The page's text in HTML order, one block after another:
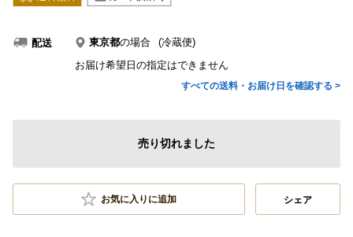
配送 東京都の場合
(冷蔵便)
お届け希望日の指定はできません
すべての送料・お届け日を確認する >
売り切れました
お気に入りに追加 シェア